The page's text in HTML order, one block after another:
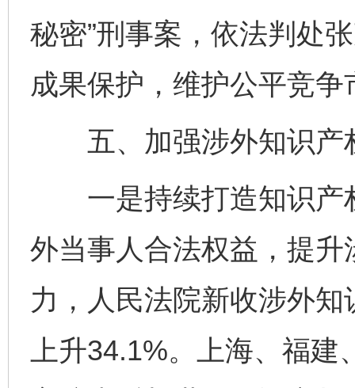
秘密”刑事案，依法判处
成果保护，维护公平竞争
五、加强涉外知识产
一是持续打造知识产
外当事人合法权益，提
力，人民法院新收涉外
上升34.1%。上海、福